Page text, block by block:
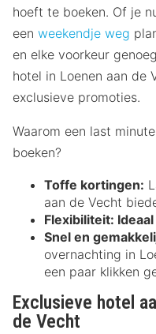
hoeft te boeken. Of je
een weekendje weg
en elke voorkeur
hotel in Loenen aan de
exclusieve promoties.
Waarom een last
boeken?
Toffe kortingen:
aan de Vecht
Flexibiliteit:
Snel en
overnachting in
een paar klikken
Exclusieve hotel
de Vecht